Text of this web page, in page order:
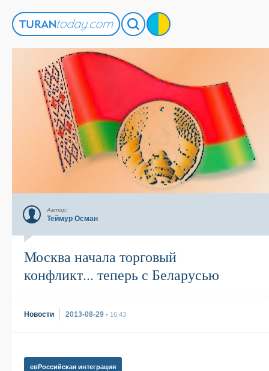
Автор:
Теймур Осман
Москва начала торговый
конфликт... теперь с Беларусью
Новости 2013-08-29 • 16:43
евРоссийская интеграция